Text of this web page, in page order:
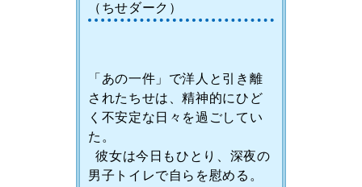
（ちせダーク）
「あの一件」で洋人と引き離
されたちせは、精神的にひど
く不安定な日々を過ごしてい
た。
彼女は今日もひとり、深夜の
男子トイレで自らを慰める。